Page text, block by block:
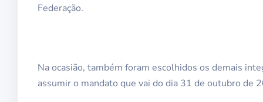
Federação.
Na ocasião, também foram escolhidos os demais
assumir o mandato que vai do dia 31 de outubro de